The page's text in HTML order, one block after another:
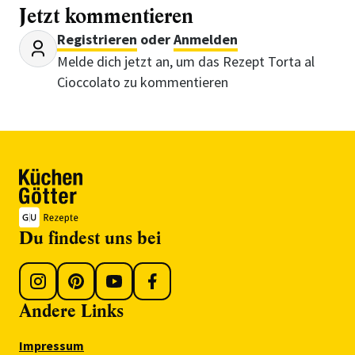
Jetzt kommentieren
Registrieren oderAnmelden
Melde dich jetzt an, um das Rezept Torta al
Cioccolato zu kommentieren
Du findest uns bei
Andere Links
Impressum